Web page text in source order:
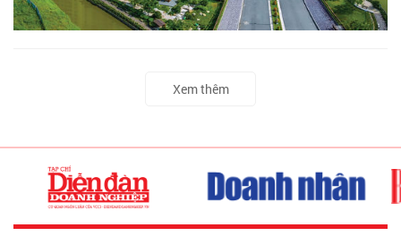
Xem thêm